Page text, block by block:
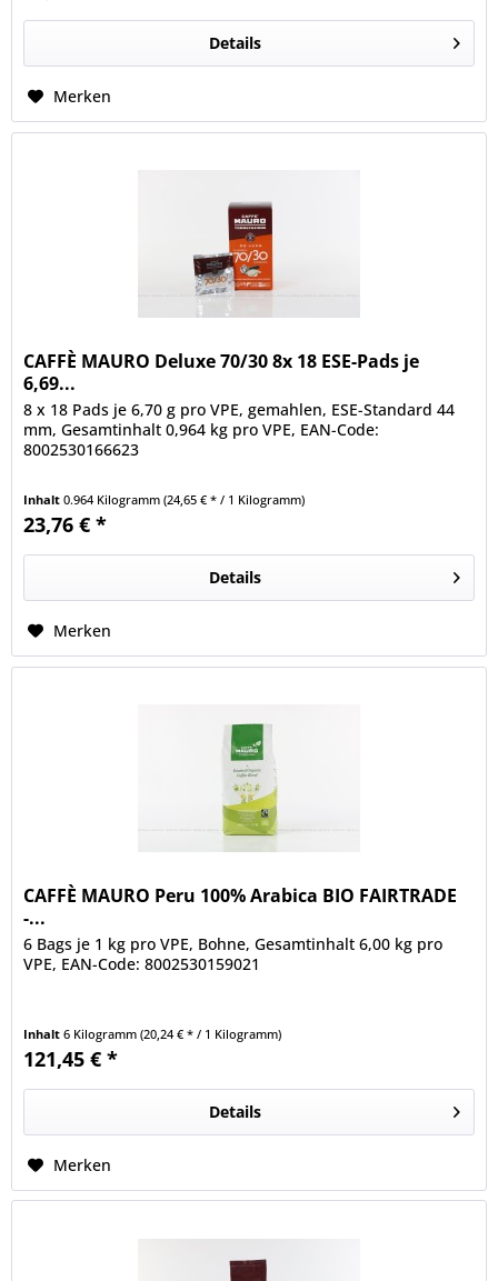
Details
Merken
CAFFÈ MAURO Deluxe 70/30 8x 18 ESE-Pads je
6,69...
8 x 18 Pads je 6,70 g pro VPE, gemahlen, ESE-Standard 44
mm, Gesamtinhalt 0,964 kg pro VPE, EAN-Code:
8002530166623
Inhalt0.964 Kilogramm(24,65 € * / 1 Kilogramm)
23,76 € *
Details
Merken
CAFFÈ MAURO Peru 100% Arabica BIO FAIRTRADE
-...
6 Bags je 1 kg pro VPE, Bohne, Gesamtinhalt 6,00 kg pro
VPE, EAN-Code: 8002530159021
Inhalt6 Kilogramm(20,24 € * / 1 Kilogramm)
121,45 € *
Details
Merken